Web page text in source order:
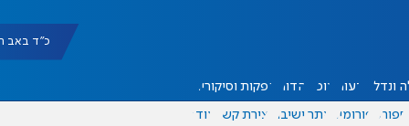
כ"ד באב תשפ"ו
ונדל"ן דעות אוכל יהדות הפקות וסיקורים
ספורט פורומים אתר ישיבה יצירת קשר עוד